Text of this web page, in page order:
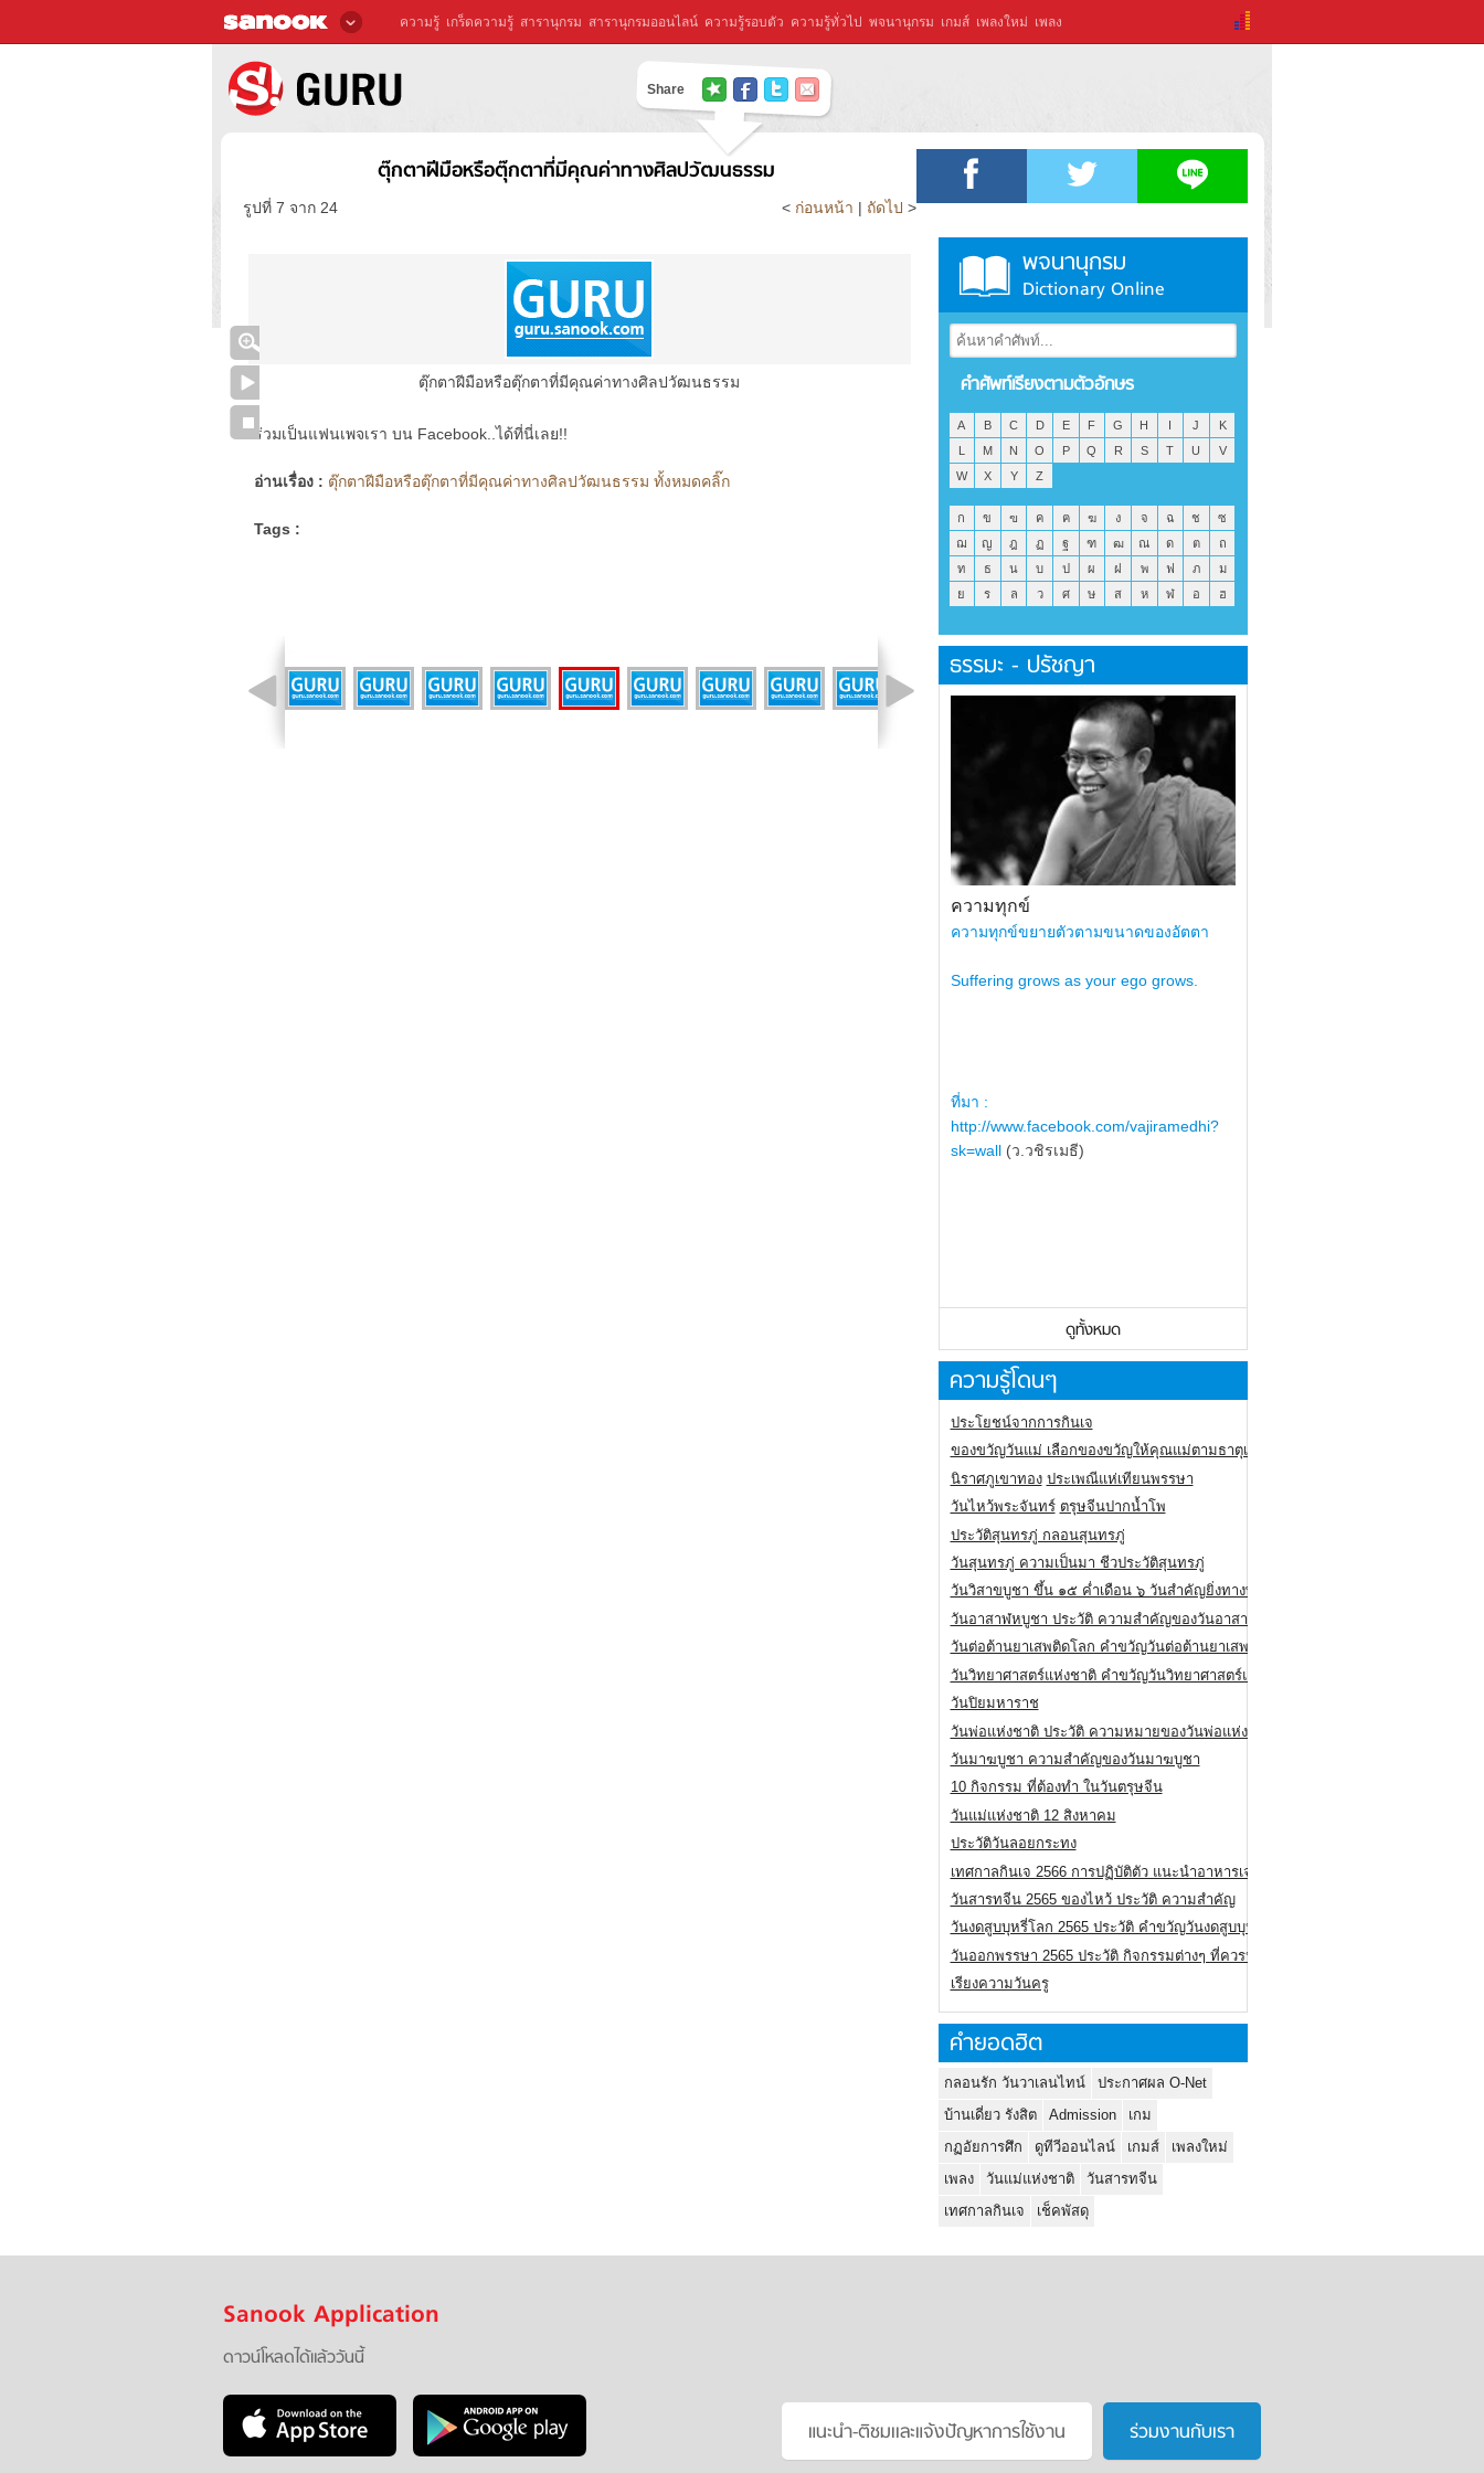
ความรู้ เกร็ดความรู้ สารานุกรม สารานุกรมออนไลน์ ความรู้รอบตัว ความรู้ทั่วไป พจนานุกรม เกมส์ เพลงใหม่ เพลง
Share
ตุ๊กตาฝีมือหรือตุ๊กตาที่มีคุณค่าทางศิลปวัฒนธรรม
รูปที่ 7 จาก 24 < ก่อนหน้า | ถัดไป >
ตุ๊กตาฝีมือหรือตุ๊กตาที่มีคุณค่าทางศิลปวัฒนธรรม
ร่วมเป็นแฟนเพจเรา บน Facebook..ได้ที่นี่เลย!!
อ่านเรื่อง : ตุ๊กตาฝีมือหรือตุ๊กตาที่มีคุณค่าทางศิลปวัฒนธรรม ทั้งหมดคลิ๊ก
Tags :
พจนานุกรม
Dictionary Online
คำศัพท์เรียงตามตัวอักษร
A B C D E F G H I J
K
L
M N O P Q R S T U
V
W
X Y Z
ก ข ฃ ค ฅ ฆ ง จ ฉ ช
ซ
ฌ
ญ ฎ ฏ ฐ ฑ ฒ ณ ด ต
ถ
ท
ธ น บ ป ผ ฝ พ ฟ ภ
ม
ย
ร ล ว ศ ษ ส ห ฬ อ ฮ
ธรรมะ - ปรัชญา
ความทุกข์
ความทุกข์ขยายตัวตามขนาดของอัตตา
Suffering grows as your ego grows.
ที่มา :
http://www.facebook.com/vajiramedhi?
sk=wall (ว.วชิรเมธี)
ดูทั้งหมด
ความรู้โดนๆ
ประโยชน์จากการกินเจ
ของขวัญวันแม่ เลือกของขวัญให้คุณแม่ตามธาตุเกิด
นิราศภูเขาทอง ประเพณีแห่เทียนพรรษา
วันไหว้พระจันทร์ ตรุษจีนปากน้ำโพ
ประวัติสุนทรภู่ กลอนสุนทรภู่
วันสุนทรภู่ ความเป็นมา ชีวประวัติสุนทรภู่
วันวิสาขบูชา ขึ้น ๑๕ ค่ำเดือน ๖ วันสำคัญยิ่งทางพระพุทธศาสนา
วันอาสาฬหบูชา ประวัติ ความสําคัญของวันอาสาฬหบูชา
วันต่อต้านยาเสพติดโลก คำขวัญวันต่อต้านยาเสพติดสากล
วันวิทยาศาสตร์แห่งชาติ คำขวัญวันวิทยาศาสตร์แห่งชาติ
วันปิยมหาราช
วันพ่อแห่งชาติ ประวัติ ความหมายของวันพ่อแห่งชาติ
วันมาฆบูชา ความสำคัญของวันมาฆบูชา
10 กิจกรรม ที่ต้องทำ ในวันตรุษจีน
วันแม่แห่งชาติ 12 สิงหาคม
ประวัติวันลอยกระทง
เทศกาลกินเจ 2566 การปฏิบัติตัว แนะนำอาหารเจ
วันสารทจีน 2565 ของไหว้ ประวัติ ความสำคัญ
วันงดสูบบุหรี่โลก 2565 ประวัติ คำขวัญวันงดสูบบุหรี่โลก
วันออกพรรษา 2565 ประวัติ กิจกรรมต่างๆ ที่ควรปฏิบัติ
เรียงความวันครู
คำยอดฮิต
กลอนรัก วันวาเลนไทน์
ประกาศผล O-Net
บ้านเดี่ยว รังสิต
Admission
เกม
กฏอัยการศึก
ดูทีวีออนไลน์ เกมส์
เพลงใหม่
เพลง
วันแม่แห่งชาติ
วันสารทจีน
เทศกาลกินเจ
เช็คพัสดุ
Sanook Application
ดาวน์โหลดได้แล้ววันนี้
แนะนำ-ติชมเเละแจ้งปัญหาการใช้งาน ร่วมงานกับเรา